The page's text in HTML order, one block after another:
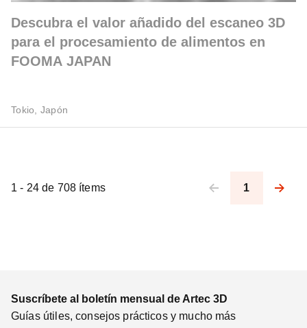
Descubra el valor añadido del escaneo 3D
para el procesamiento de alimentos en
FOOMA JAPAN
Tokio, Japón
1 - 24 de 708 ítems
Pagination
1
Suscríbete al boletín mensual de Artec 3D
Guías útiles, consejos prácticos y mucho más